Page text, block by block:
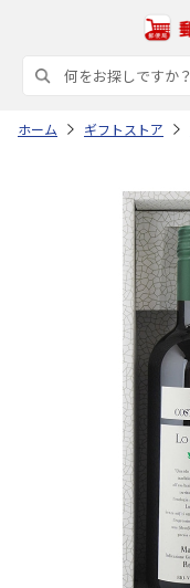
ホーム ギフトストア